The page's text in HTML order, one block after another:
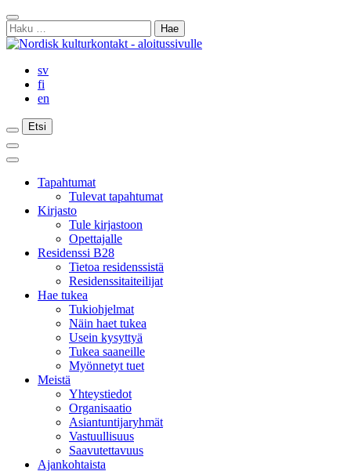
Siirry
sisältöön
Sulje
haku
Haku:
sv
fi
en
Etsi
Etsi
Etsi
Päävalikko
Sulje
päävalikkoTapahtumat
Tulevat tapahtumat
Kirjasto
Tule kirjastoon
Opettajalle
Residenssi B28
Tietoa residenssistä
Residenssitaiteilijat
Hae tukea
Tukiohjelmat
Näin haet tukea
Usein kysyttyä
Tukea saaneille
Myönnetyt tuet
Meistä
Yhteystiedot
Organisaatio
Asiantuntijaryhmät
Vastuullisuus
Saavutettavuus
Ajankohtaista